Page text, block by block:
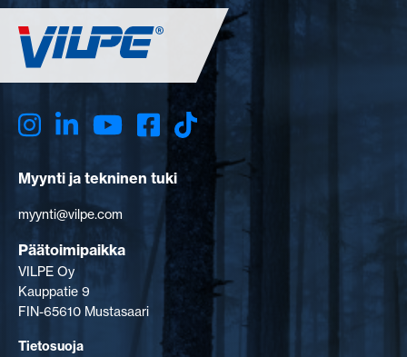
Myynti ja tekninen tuki
myynti@vilpe.com
Päätoimipaikka
VILPE Oy
Kauppatie 9
FIN-65610 Mustasaari
Tietosuoja